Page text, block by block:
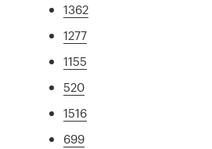
1362
1277
1155
520
1516
699